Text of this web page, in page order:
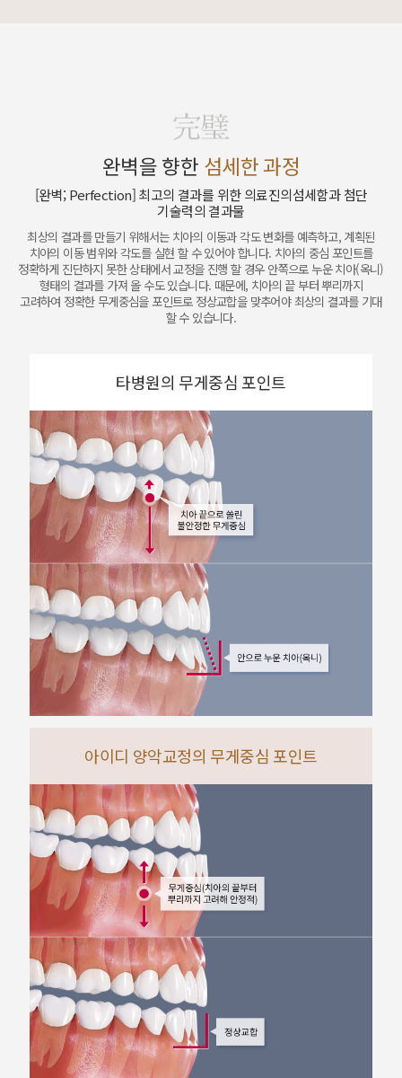
완벽을 향한 섬세한 과정
[완벽; Perfection] 최고의 결과를 위한 의료진의섬세함과 첨단
기술력의 결과물
최상의 결과를 만들기 위해서는 치아의 이동과 각도 변화를 예측하고, 계획된
치아의 이동 범위와 각도를 실현 할 수 있어야 합니다. 치아의 중심 포인트를
정확하게 진단하지 못한 상태에서 교정을 진행 할 경우 안쪽으로 누운 치아(옥니)
형태의 결과를 가져 올 수도 있습니다. 때문에, 치아의 끝 부터 뿌리까지
고려하여 정확한 무게중심을 포인트로 정상교합을 맞추어야 최상의 결과를 기대
할 수 있습니다.
타병원의 무게중심 포인트
아이디 양악교정의 무게중심 포인트